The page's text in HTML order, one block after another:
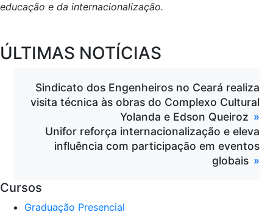
educação e da internacionalização.
ÚLTIMAS NOTÍCIAS
Sindicato dos Engenheiros no Ceará realiza
visita técnica às obras do Complexo Cultural
Yolanda e Edson Queiroz
Unifor reforça internacionalização e eleva
influência com participação em eventos
globais
Cursos
Graduação Presencial